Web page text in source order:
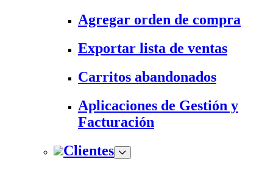
Agregar orden de compra
Exportar lista de ventas
Carritos abandonados
Aplicaciones de Gestión y
Facturación
Clientes